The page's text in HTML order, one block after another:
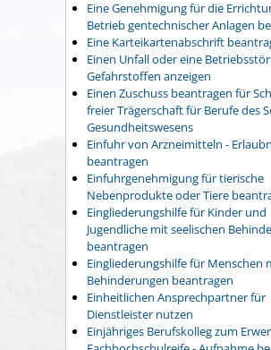
Eine Genehmigung für die
Betrieb gentechnischer Anlagen
Eine Karteikartenabschrift
Einen Unfall oder eine
Gefahrstoffen anzeigen
Einen Zuschuss beantragen für
freier Trägerschaft für Berufe des
Gesundheitswesens
Einfuhr von Arzneimitteln -
beantragen
Einfuhrgenehmigung für tierische
Nebenprodukte oder Tiere
Eingliederungshilfe für Kinder und
Jugendliche mit seelischen
beantragen
Eingliederungshilfe für Menschen
Behinderungen beantragen
Einheitlichen Ansprechpartner für
Dienstleister nutzen
Einjähriges Berufskolleg zum